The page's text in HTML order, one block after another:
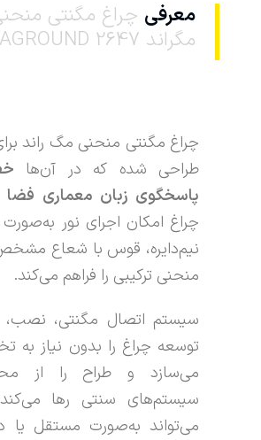
معرفی چراغ مگنتی
مگراند MAGROUND 2647
چراغ مگنتی منحنی مگ راند
طراحی شده که در آن‌ها
پاسخگوی زبان معماری
چراغ امکان اجرای نور به‌صورت
نیم‌دایره، قوس با شعاع
منحنی ترکیبی را فراهم می‌کند.
سیستم اتصال مگنتی، نصب،
توسعه چراغ را بدون نیاز به
می‌سازد و طراح را از
سیستم‌های سنتی رها
می‌تواند به‌صورت مستقل یا